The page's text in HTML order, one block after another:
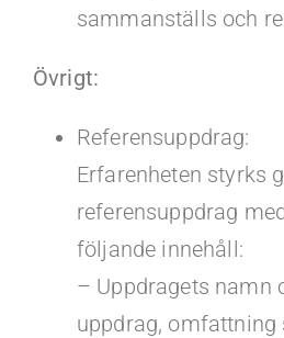
sammanställs och
Övrigt:
Referensuppdrag:
Erfarenheten styrks
referensuppdrag
följande innehåll:
– Uppdragets namn
uppdrag, omfattning